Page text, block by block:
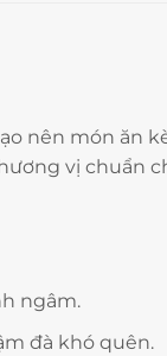
nên món ăn
vị chuẩn
ngâm.
đà khó quên.